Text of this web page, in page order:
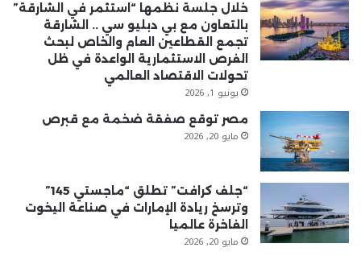
خلال جلسة نظمها “استثمر في الشارقة”
بالتعاون مع بي دبليو سي .. الشارقة
تجمع القطاعين العام والخاص لبحث
الفرص الاستثمارية الواعدة في ظل
تحولات الاقتصاد العالمي
يونيو 1, 2026
مصر توقع صفقة ضخمة مع قبرص
مايو 20, 2026
“جلف كرافت” تطلق “ماجستي 145”
وترسخ ريادة الإمارات في صناعة اليخوت
الفاخرة عالميا
مايو 20, 2026